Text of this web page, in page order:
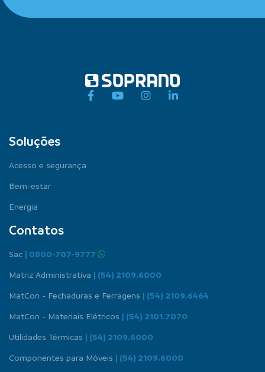
Soluções
Acesso e segurança
Bem-estar
Energia
Contatos
Sac | 0800-707-9777
Matriz Administrativa | (54) 2109.6000
MatCon - Fechaduras e Ferragens | (54) 2109.6464
MatCon - Materiais Elétricos | (54) 2101.7070
Utilidades Térmicas | (54) 2109.6000
Componentes para Móveis | (54) 2109.6000